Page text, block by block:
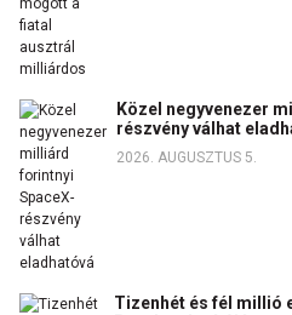
Közel negyvenezer
részvény válhat
2026. AUGUSZTUS 5.
Tizenhét és fél millió